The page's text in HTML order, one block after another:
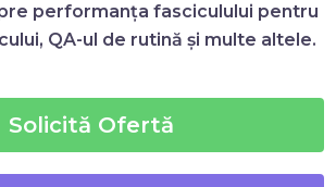
performanța fasciculului pentru
QA-ul de rutină și multe altele.
Solicită Ofertă